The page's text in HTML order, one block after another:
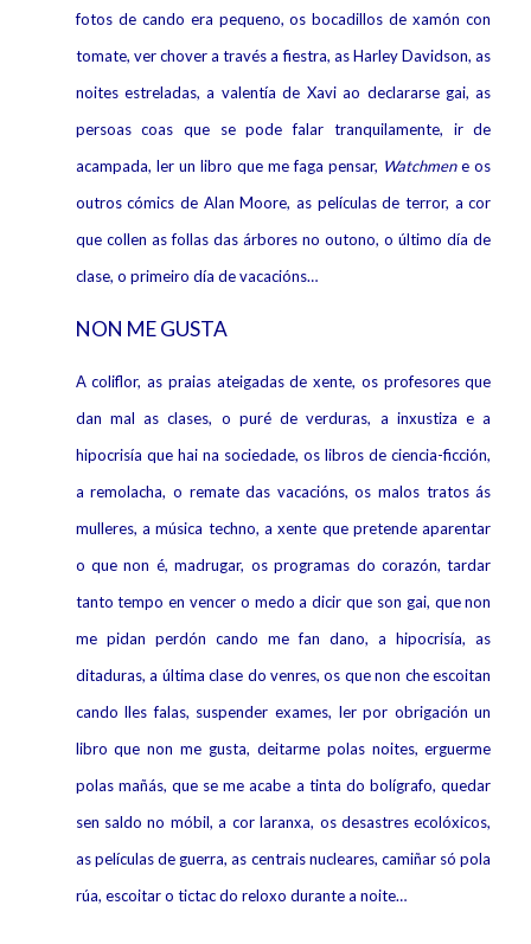
fotos de cando era pequeno, os bocadillos de xamón con
tomate, ver chover a través a fiestra, as Harley Davidson, as
noites estreladas, a valentía de Xavi ao declararse gai, as
persoas coas que se pode falar tranquilamente, ir de
acampada, ler un libro que me faga pensar, Watchmene os
outros cómics de Alan Moore, as películas de terror, a cor
que collen as follas das árbores no outono, o último día de
clase, o primeiro día de vacacións…
NON ME GUSTA
A coliflor, as praias ateigadas de xente, os profesores que
dan mal as clases, o puré de verduras, a inxustiza e a
hipocrisía que hai na sociedade, os libros de ciencia-ficción,
a remolacha, o remate das vacacións, os malos tratos ás
mulleres, a música techno, a xente que pretende aparentar
o que non é, madrugar, os programas do corazón, tardar
tanto tempo en vencer o medo a dicir que son gai, que non
me pidan perdón cando me fan dano, a hipocrisía, as
ditaduras, a última clase do venres, os que non che escoitan
cando lles falas, suspender exames, ler por obrigación un
libro que non me gusta, deitarme polas noites, erguerme
polas mañás, que se me acabe a tinta do bolígrafo, quedar
sen saldo no móbil, a cor laranxa, os desastres ecolóxicos,
as películas de guerra, as centrais nucleares, camiñar só pola
rúa, escoitar o tictac do reloxo durante a noite…